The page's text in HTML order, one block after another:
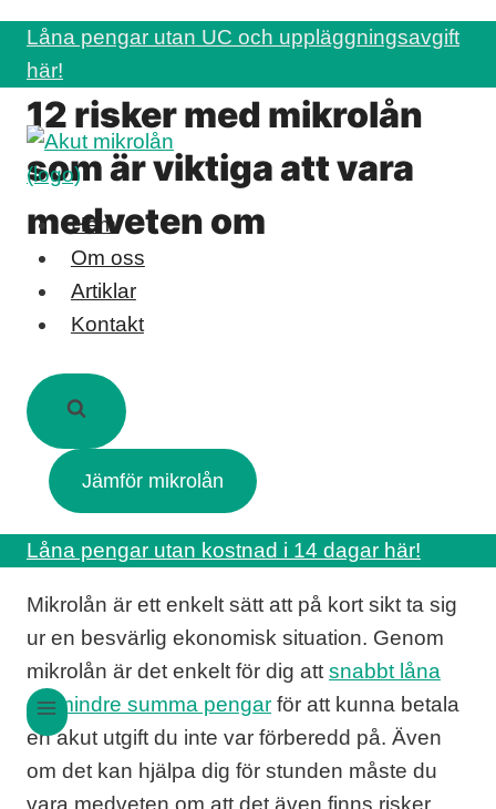
content
Låna pengar utan UC och uppläggningsavgift
här!
Hem
Om oss
Artiklar
Kontakt
Jämför mikrolån
Låna pengar utan kostnad i 14 dagar här!
12 risker med mikrolån
som är viktiga att vara
medveten om
Mikrolån är ett enkelt sätt att på kort sikt ta sig
ur en besvärlig ekonomisk situation. Genom
mikrolån är det enkelt för dig att snabbt låna
en mindre summa pengar för att kunna betala
en akut utgift du inte var förberedd på. Även
om det kan hjälpa dig för stunden måste du
vara medveten om att det även finns risker